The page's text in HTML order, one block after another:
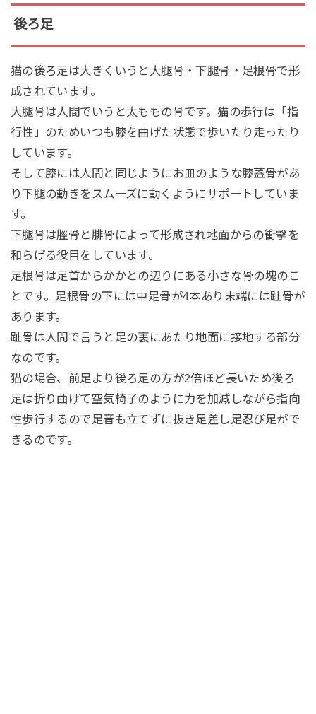
後ろ足
猫の後ろ足は大きくいうと大腿骨・下腿骨・足根骨で形
成されています。
大腿骨は人間でいうと太ももの骨です。猫の歩行は「指
行性」のためいつも膝を曲げた状態で歩いたり走ったり
しています。
そして膝には人間と同じようにお皿のような膝蓋骨があ
り下腿の動きをスムーズに動くようにサポートしていま
す。
下腿骨は脛骨と腓骨によって形成され地面からの衝撃を
和らげる役目をしています。
足根骨は足首からかかとの辺りにある小さな骨の塊のこ
とです。足根骨の下には中足骨が4本あり末端には趾骨が
あります。
趾骨は人間で言うと足の裏にあたり地面に接地する部分
なのです。
猫の場合、前足より後ろ足の方が2倍ほど長いため後ろ
足は折り曲げて空気椅子のように力を加減しながら指向
性歩行するので足音も立てずに抜き足差し足忍び足がで
きるのです。